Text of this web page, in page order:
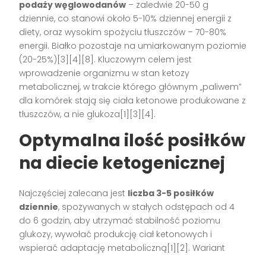
podaży węglowodanów – zaledwie 20-50 g
dziennie, co stanowi około 5-10% dziennej energii z
diety, oraz wysokim spożyciu tłuszczów – 70-80%
energii. Białko pozostaje na umiarkowanym poziomie
(20-25%)[3][4][8]. Kluczowym celem jest
wprowadzenie organizmu w stan ketozy
metabolicznej, w trakcie którego głównym „paliwem”
dla komórek stają się ciała ketonowe produkowane z
tłuszczów, a nie glukoza[1][3][4].
Optymalna ilość posiłków
na diecie ketogenicznej
Najczęściej zalecana jest liczba 3-5 posiłków
dziennie, spożywanych w stałych odstępach od 4
do 6 godzin, aby utrzymać stabilność poziomu
glukozy, wywołać produkcję ciał ketonowych i
wspierać adaptację metaboliczną[1][2]. Wariant